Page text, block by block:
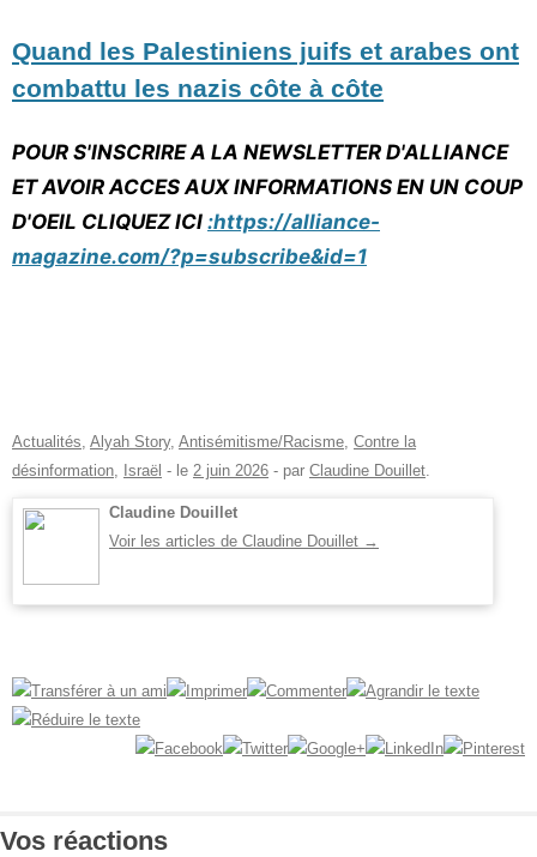
Quand les Palestiniens juifs et arabes ont
combattu les nazis côte à côte
POUR S'INSCRIRE A LA NEWSLETTER D'ALLIANCE
ET AVOIR ACCES AUX INFORMATIONS EN UN COUP
D'OEIL CLIQUEZ ICI :https://alliance-
magazine.com/?p=subscribe&id=1
Actualités, Alyah Story, Antisémitisme/Racisme, Contre la
désinformation, Israël - le 2 juin 2026 - par Claudine Douillet.
Claudine Douillet
Voir les articles de Claudine Douillet →
Vos réactions